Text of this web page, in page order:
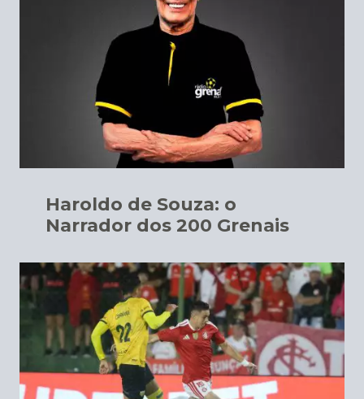
Haroldo de Souza: o
Narrador dos 200 Grenais